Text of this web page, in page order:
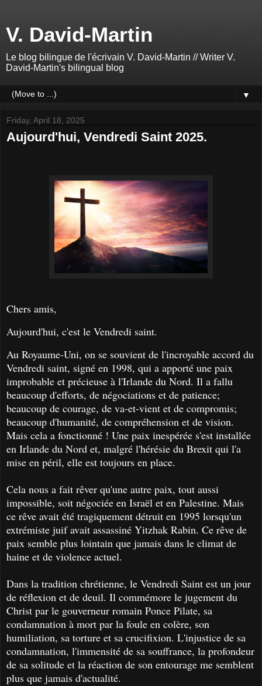
V. David-Martin
Le blog bilingue de l'écrivain V. David-Martin // Writer V.
David-Martin's bilingual blog
▼
Friday, April 18, 2025
Aujourd'hui, Vendredi Saint 2025.
Chers amis,
Aujourd'hui, c'est le Vendredi saint.
Au Royaume-Uni, on se souvient de l'incroyable accord du
Vendredi saint, signé en 1998, qui a apporté une paix
improbable et précieuse à l'Irlande du Nord. Il a fallu
beaucoup d'efforts, de négociations et de patience;
beaucoup de courage, de va-et-vient et de compromis;
beaucoup d'humanité, de compréhension et de vision.
Mais cela a fonctionné ! Une paix inespérée s'est installée
en Irlande du Nord et, malgré l'hérésie du Brexit qui l'a
mise en péril, elle est toujours en place.
Cela nous a fait rêver qu'une autre paix, tout aussi
impossible, soit négociée en Israël et en Palestine. Mais
ce rêve avait été tragiquement détruit en 1995 lorsqu'un
extrémiste juif avait assassiné Yitzhak Rabin. Ce rêve de
paix semble plus lointain que jamais dans le climat de
haine et de violence actuel.
Dans la tradition chrétienne, le Vendredi Saint est un jour
de réflexion et de deuil. Il commémore le jugement du
Christ par le gouverneur romain Ponce Pilate, sa
condamnation à mort par la foule en colère, son
humiliation, sa torture et sa crucifixion. L'injustice de sa
condamnation, l'immensité de sa souffrance, la profondeur
de sa solitude et la réaction de son entourage me semblent
plus que jamais d'actualité.